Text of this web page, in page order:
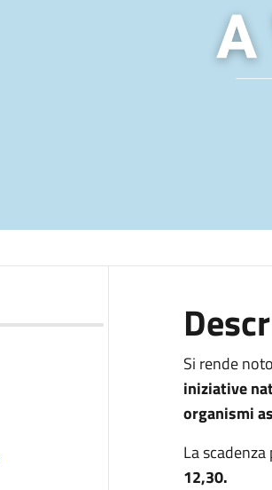
Si rende
iniziative
organismi
La
12,30.